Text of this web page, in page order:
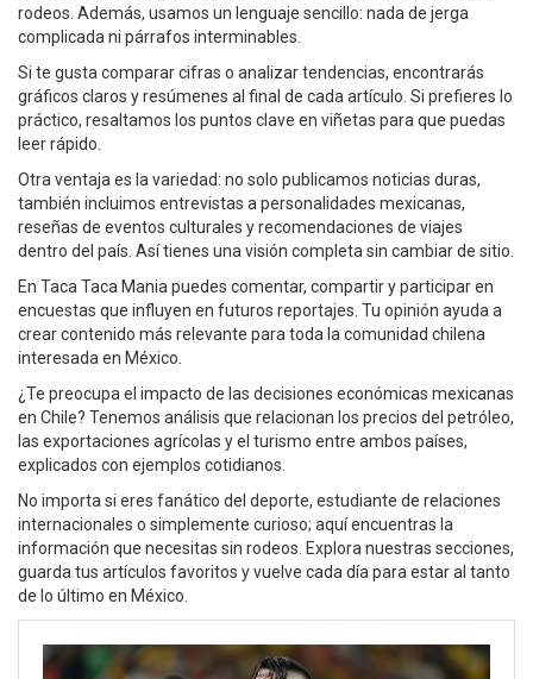
rodeos. Además, usamos un lenguaje sencillo: nada de jerga
complicada ni párrafos interminables.
Si te gusta comparar cifras o analizar tendencias, encontrarás
gráficos claros y resúmenes al final de cada artículo. Si prefieres lo
práctico, resaltamos los puntos clave en viñetas para que puedas
leer rápido.
Otra ventaja es la variedad: no solo publicamos noticias duras,
también incluimos entrevistas a personalidades mexicanas,
reseñas de eventos culturales y recomendaciones de viajes
dentro del país. Así tienes una visión completa sin cambiar de sitio.
En Taca Taca Mania puedes comentar, compartir y participar en
encuestas que influyen en futuros reportajes. Tu opinión ayuda a
crear contenido más relevante para toda la comunidad chilena
interesada en México.
¿Te preocupa el impacto de las decisiones económicas mexicanas
en Chile? Tenemos análisis que relacionan los precios del petróleo,
las exportaciones agrícolas y el turismo entre ambos países,
explicados con ejemplos cotidianos.
No importa si eres fanático del deporte, estudiante de relaciones
internacionales o simplemente curioso; aquí encuentras la
información que necesitas sin rodeos. Explora nuestras secciones,
guarda tus artículos favoritos y vuelve cada día para estar al tanto
de lo último en México.